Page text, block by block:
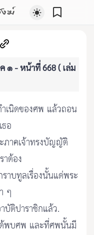
ฆ์
๑ - หน้าที่ 668 ( เล่ม
เนิดของศพ แล้วถอน
อ
ภาคเจ้าทรงบัญญัติ
าต้อง
าบทูลเรื่องนั้นแด่พระ
ๆ
บัติปาราชิกแล้ว.
พบศพ และที่ศพนั้นมี